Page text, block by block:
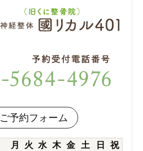
ご予約フォーム
月 火 水 木 金 土 日
祝